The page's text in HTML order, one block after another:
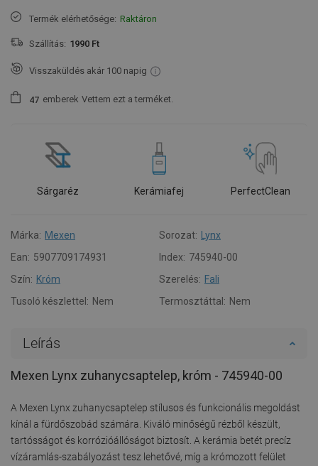
Termék elérhetősége: Raktáron
Szállítás: 1990 Ft
Visszaküldés akár 100 napig
47 emberek Vettem ezt a terméket.
Sárgaréz Kerámiafej PerfectClean
Márka: Mexen Sorozat:
Lynx
Ean: 5907709174931 Index: 745940-00
Szín: Króm Szerelés: Fali
Tusoló készlettel: Nem Termosztáttal: Nem
Leírás
Mexen Lynx zuhanycsaptelep, króm - 745940-00
A Mexen Lynx zuhanycsaptelep stílusos és funkcionális megoldást
kínál a fürdőszobád számára. Kiváló minőségű rézből készült,
tartósságot és korrózióállóságot biztosít. A kerámia betét precíz
vízáramlás-szabályozást tesz lehetővé, míg a krómozott felület